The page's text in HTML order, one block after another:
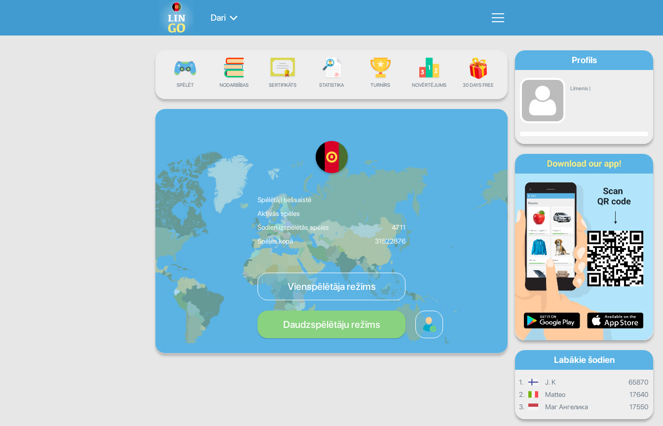
Dari
SPĒLĒT NODARBĪBAS SERTIFIKĀTS STATISTIKA TURNĪRS NOVĒRTĒJUMS 30 DAYS FREE
Spēlētāji tiešsaistē
Aktīvās spēles
Šodien izspēlētās spēles
4711
Spēles kopā
31522876
Vienspēlētāja režīms
Daudzspēlētāju režīms
Profils
Līmenis |
Progress
T
S Sv
Dienas progress
Mēneša progress
Kopējais progress
Labākie šodien
1. J. K
65870
2.
Matteo
17640
3.
Маг Ангелика 17550